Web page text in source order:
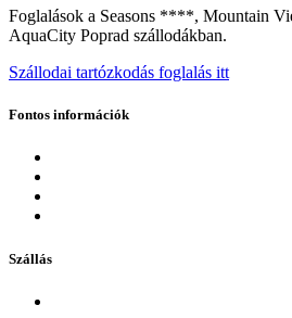
Foglalások a Seasons ****, Mountain
AquaCity Poprad szállodákban.
Szállodai tartózkodás foglalás itt
Fontos információk
Szállás